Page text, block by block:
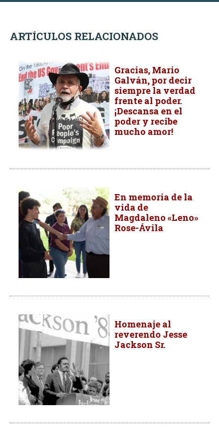
ARTÍCULOS RELACIONADOS
Gracias, Mario
Galván, por decir
siempre la verdad
frente al poder.
¡Descansa en el
poder y recibe
mucho amor!
En memoria de la
vida de
Magdaleno «Leno»
Rose-Ávila
Homenaje al
reverendo Jesse
Jackson Sr.